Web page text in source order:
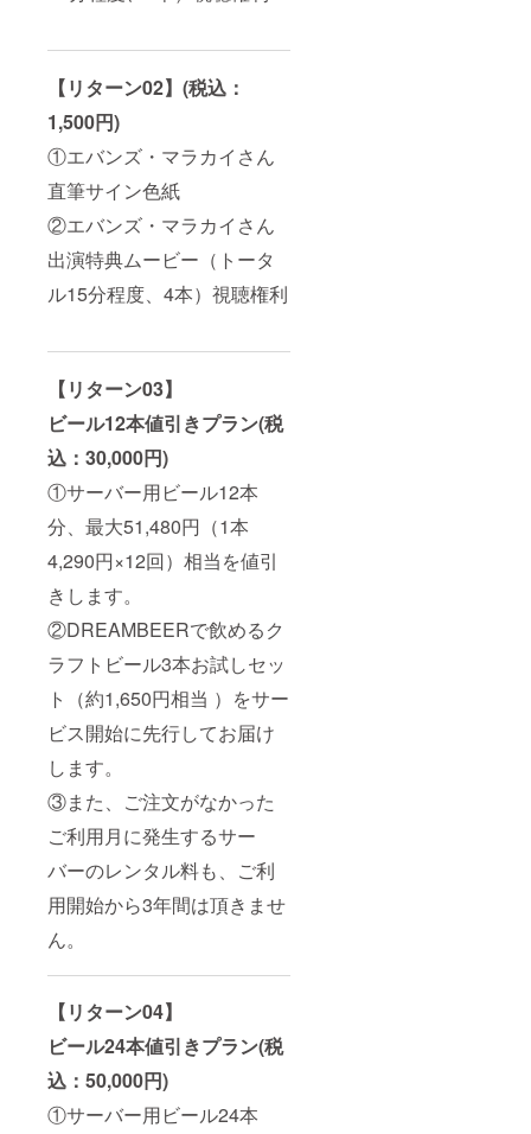
【リターン02】(税込：
1,500円)
①エバンズ・マラカイさん
直筆サイン色紙
②エバンズ・マラカイさん
出演特典ムービー（トータ
ル15分程度、4本）視聴権利
【リターン03】
ビール12本値引きプラン(税
込：30,000円)
①サーバー用ビール12本
分、最大51,480円（1本
4,290円×12回）相当を値引
きします。
②DREAMBEERで飲めるク
ラフトビール3本お試しセッ
ト（約1,650円相当 ）をサー
ビス開始に先行してお届け
します。
③また、ご注文がなかった
ご利用月に発生するサー
バーのレンタル料も、ご利
用開始から3年間は頂きませ
ん。
【リターン04】
ビール24本値引きプラン(税
込：50,000円)
①サーバー用ビール24本